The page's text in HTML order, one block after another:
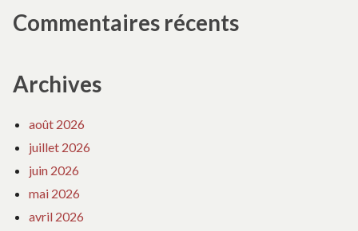
Commentaires récents
Archives
août 2026
juillet 2026
juin 2026
mai 2026
avril 2026